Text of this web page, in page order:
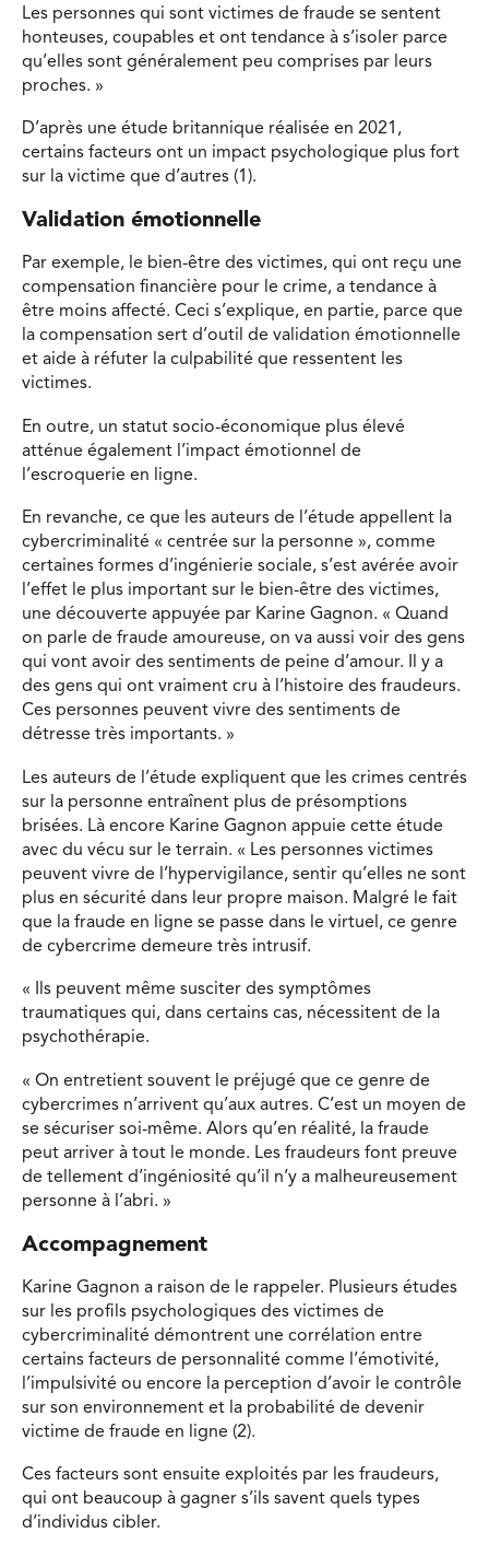
Les personnes qui sont victimes de fraude se sentent
honteuses, coupables et ont tendance à s’isoler parce
qu’elles sont généralement peu comprises par leurs
proches. »
D’après une étude britannique réalisée en 2021,
certains facteurs ont un impact psychologique plus fort
sur la victime que d’autres (1).
Validation émotionnelle
Par exemple, le bien-être des victimes, qui ont reçu une
compensation financière pour le crime, a tendance à
être moins affecté. Ceci s’explique, en partie, parce que
la compensation sert d’outil de validation émotionnelle
et aide à réfuter la culpabilité que ressentent les
victimes.
En outre, un statut socio-économique plus élevé
atténue également l’impact émotionnel de
l’escroquerie en ligne.
En revanche, ce que les auteurs de l’étude appellent la
cybercriminalité « centrée sur la personne », comme
certaines formes d’ingénierie sociale, s’est avérée avoir
l’effet le plus important sur le bien-être des victimes,
une découverte appuyée par Karine Gagnon. « Quand
on parle de fraude amoureuse, on va aussi voir des gens
qui vont avoir des sentiments de peine d’amour. Il y a
des gens qui ont vraiment cru à l’histoire des fraudeurs.
Ces personnes peuvent vivre des sentiments de
détresse très importants. »
Les auteurs de l’étude expliquent que les crimes centrés
sur la personne entraînent plus de présomptions
brisées. Là encore Karine Gagnon appuie cette étude
avec du vécu sur le terrain. « Les personnes victimes
peuvent vivre de l’hypervigilance, sentir qu’elles ne sont
plus en sécurité dans leur propre maison. Malgré le fait
que la fraude en ligne se passe dans le virtuel, ce genre
de cybercrime demeure très intrusif.
« Ils peuvent même susciter des symptômes
traumatiques qui, dans certains cas, nécessitent de la
psychothérapie.
« On entretient souvent le préjugé que ce genre de
cybercrimes n’arrivent qu’aux autres. C’est un moyen de
se sécuriser soi-même. Alors qu’en réalité, la fraude
peut arriver à tout le monde. Les fraudeurs font preuve
de tellement d’ingéniosité qu’il n’y a malheureusement
personne à l’abri. »
Accompagnement
Karine Gagnon a raison de le rappeler. Plusieurs études
sur les profils psychologiques des victimes de
cybercriminalité démontrent une corrélation entre
certains facteurs de personnalité comme l’émotivité,
l’impulsivité ou encore la perception d’avoir le contrôle
sur son environnement et la probabilité de devenir
victime de fraude en ligne (2).
Ces facteurs sont ensuite exploités par les fraudeurs,
qui ont beaucoup à gagner s’ils savent quels types
d’individus cibler.